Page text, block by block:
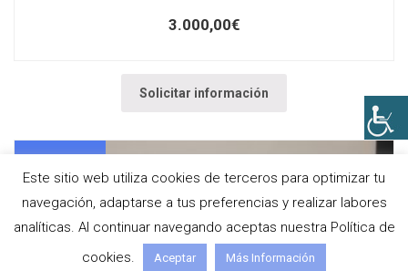
3.000,00€
Solicitar información
Este sitio web utiliza cookies de terceros para optimizar tu
navegación, adaptarse a tus preferencias y realizar labores
analíticas. Al continuar navegando aceptas nuestra Política de
cookies.
Aceptar Más Información